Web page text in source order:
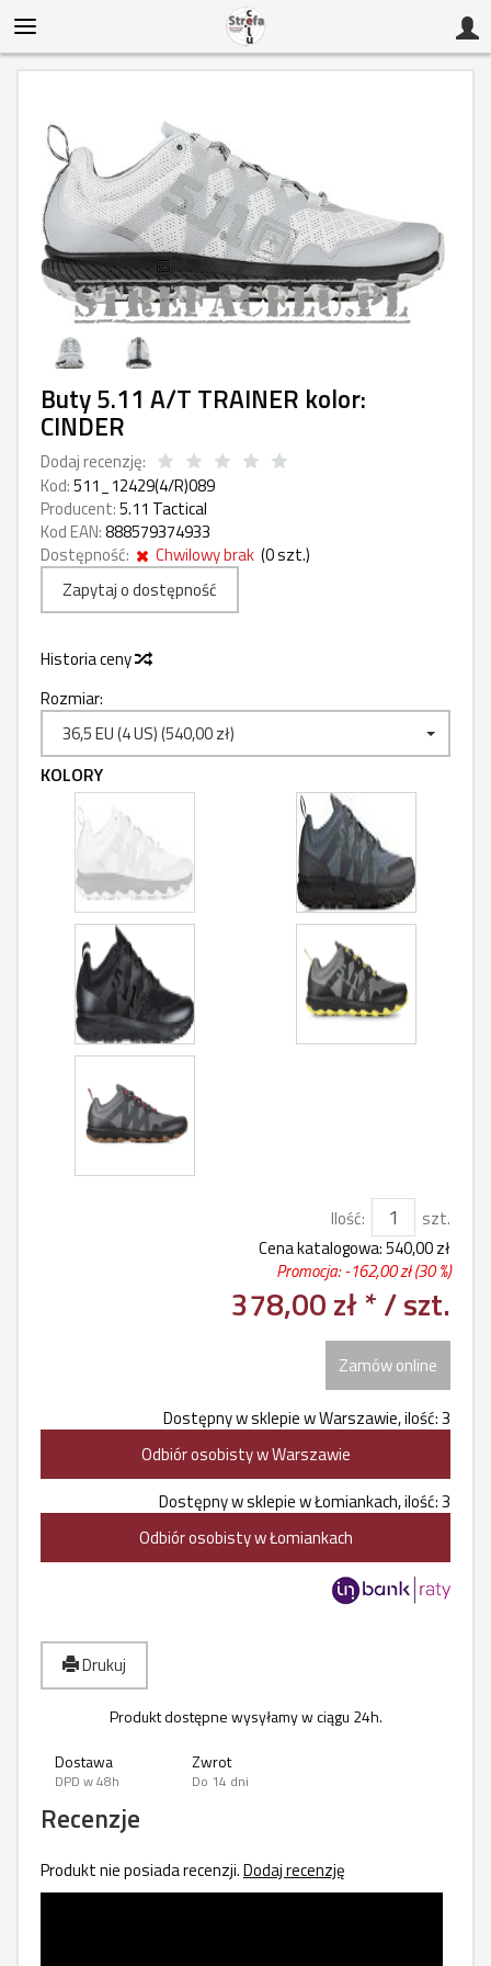
Buty 5.11 A/T TRAINER kolor:
CINDER
Dodaj recenzję:
Kod:511_12429(4/R)089
Producent:5.11 Tactical
Kod EAN:888579374933
Dostępność:
Chwilowy brak (0szt.)
Zapytaj o dostępność
Historia ceny
Rozmiar:
36,5 EU (4 US) (540,00 zł)
KOLORY
Ilość:
szt.
Cena katalogowa:540,00 zł
Promocja: -162,00 zł(30 %)
378,00 zł */ szt.
Zamów online
Dostępny w sklepie w Warszawie, ilość: 3
Odbiór osobisty w Warszawie
Dostępny w sklepie w Łomiankach, ilość: 3
Odbiór osobisty w Łomiankach
Drukuj
Produkt dostępne wysyłamy w ciągu 24h.
Dostawa
DPD w 48h
Zwrot
Do 14 dni
Recenzje
Produkt nie posiada recenzji.Dodaj recenzję